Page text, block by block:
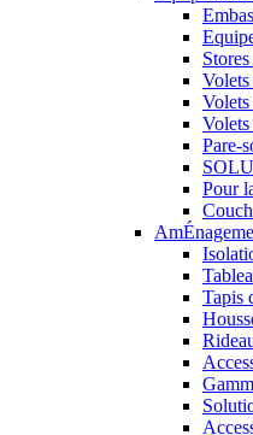
Pare-
Pour
Tapis